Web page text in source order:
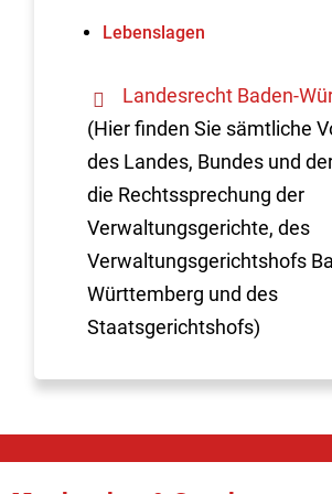
Lebenslagen
Landesrecht Baden-
(Hier finden Sie sämtliche
des Landes, Bundes und
die Rechtssprechung der
Verwaltungsgerichte, des
Verwaltungsgerichtshofs
Württemberg und des
Staatsgerichtshofs)